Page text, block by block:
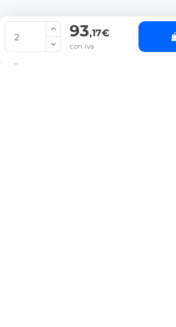
93,17€
con iva
La cantidad mínima en el pedido de
© Copyright 2022 PepeBar.com |
Condiciones generales de compra |
Blog